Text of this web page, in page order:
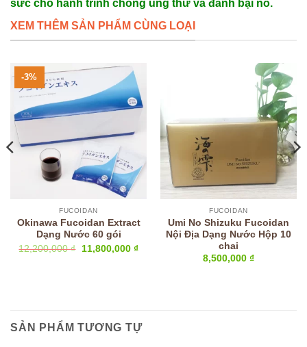
sức cho hành trình chống ung thư và đánh bại nó.
XEM THÊM SẢN PHẨM CÙNG LOẠI
-3%
FUCOIDAN
Okinawa Fucoidan Extract
Dạng Nước 60 gói
12,200,000₫
Giá
gốc
11,800,000 ₫Giá
FUCOIDAN
Umi No Shizuku Fucoidan
Nội Địa Dạng Nước Hộp 10
chai
8,500,000 ₫
SẢN PHẨM TƯƠNG TỰ